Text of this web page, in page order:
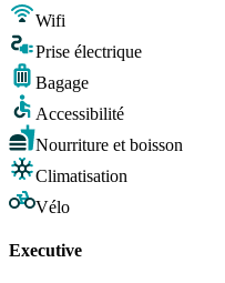
Wifi
Prise électrique
Bagage
Accessibilité
Nourriture et boisson
Climatisation
Vélo
Executive